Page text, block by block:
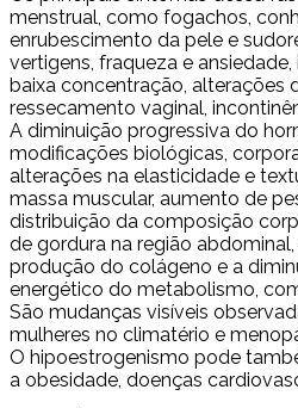
menstrual, como fogachos,
enrubescimento da pele e
vertigens, fraqueza e ansiedade,
baixa concentração, alterações
ressecamento vaginal,
A diminuição progressiva do
modificações biológicas,
alterações na elasticidade e
massa muscular, aumento de
distribuição da composição
de gordura na região
produção do colágeno e a
energético do metabolismo,
São mudanças visíveis
mulheres no climatério e
O hipoestrogenismo pode
a obesidade, doenças